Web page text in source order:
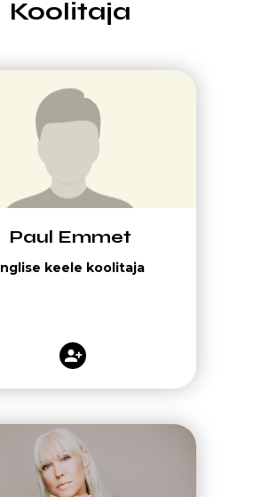
Koolitaja
Paul Emmet
keele koolitaja